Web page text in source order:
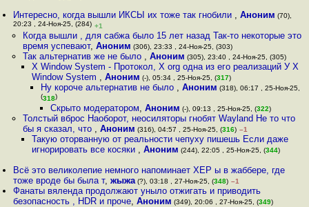
Интересно, когда вышли ИКСЫ их тоже так гнобили ,Аноним (70),
20:23 , 24-Ноя-25, (284) +1
Когда вышли , для сабжа было 15 лет назад Так-то некоторые это
время успевают, Аноним (306), 23:33 , 24-Ноя-25, (303)
Так альтернатив же не было , Аноним (305), 23:40 , 24-Ноя-25, (305)
X Window System - Протокол, X org одна из его реализаций У X
Window System , Аноним (-), 05:34 , 25-Ноя-25, (317)
Ну короче альтернатив не было ,Аноним (318), 06:17 , 25-Ноя-25,
(318)
Скрыто модератором, Аноним (-), 09:13 , 25-Ноя-25, (322)
Толстый вброс Наоборот, неосиляторы гнобят Wayland Не то что
бы я сказал, что , Аноним (316), 04:57 , 25-Ноя-25, (316) –1
Такую оторванную от реальности чепуху пишешь Если даже
игнорировать все косяки , Аноним (244), 22:05 , 25-Ноя-25, (344)
Всё это великолепие немного напоминает XEP ы в жаббере, где
тоже вроде бы была т,жыжа (?), 03:18 , 27-Ноя-25, (348) –1
Фанаты вяленда продолжают уныло отжигать и приводить
безопасность , HDR и проче,Аноним (349), 20:06 , 27-Ноя-25, (349)